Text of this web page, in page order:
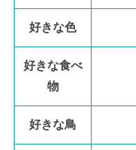
好きな色
好きな食べ
物
好きな鳥